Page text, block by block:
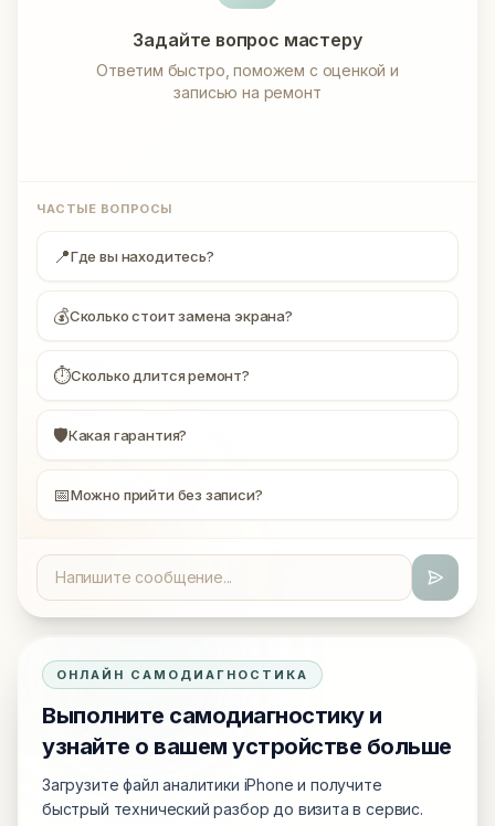
Задайте вопрос мастеру
Ответим быстро, поможем с оценкой и
записью на ремонт
ЧАСТЫЕ ВОПРОСЫ
📍Где вы находитесь?
💰Сколько стоит замена экрана?
⏱Сколько длится ремонт?
🛡Какая гарантия?
📅Можно прийти без записи?
ОНЛАЙН САМОДИАГНОСТИКА
Выполните самодиагностику и
узнайте о вашем устройстве больше
Загрузите файл аналитики iPhone и получите
быстрый технический разбор до визита в сервис.